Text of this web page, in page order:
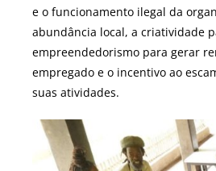
e o funcionamento ilegal da
abundância local, a criatividade
empreendedorismo para gerar
empregado e o incentivo ao
suas atividades.